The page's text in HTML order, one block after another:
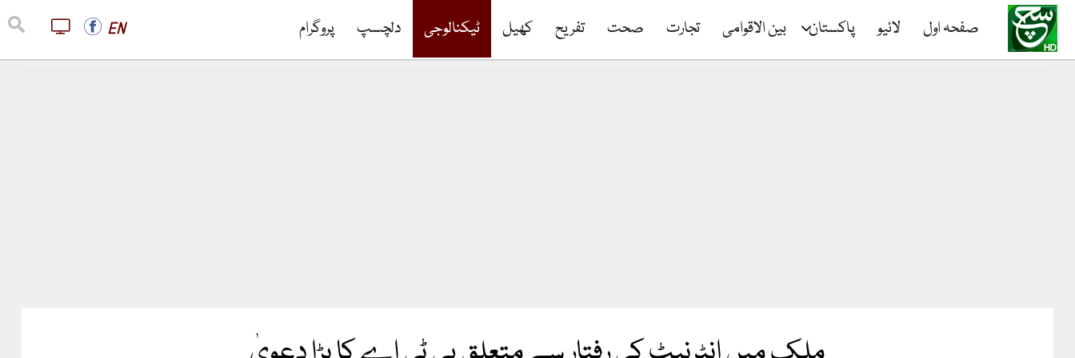
صفحہ اول لائیو پاکستان بین الاقوامی تجارت صحت تفریح کھیل ٹیکنالوجی دلچسپ پروگرام EN